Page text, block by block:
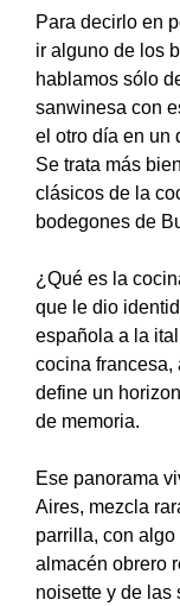
Para decirlo en
ir alguno de los
hablamos sólo
sanwinesa con
el otro día en un
Se trata más
clásicos de la
bodegones de
¿Qué es la
que le dio
española a la
cocina francesa,
define un
de memoria.
Ese panorama
Aires, mezcla
parrilla, con
almacén obrero
noisette y de las